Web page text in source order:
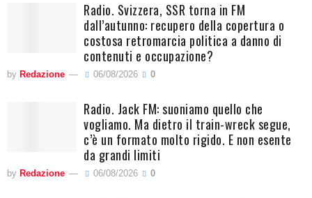
Radio. Svizzera, SSR torna in FM
dall’autunno: recupero della copertura o
costosa retromarcia politica a danno di
contenuti e occupazione?
by Redazione 06/08/2026 0
Radio. Jack FM: suoniamo quello che
vogliamo. Ma dietro il train-wreck segue,
c’è un formato molto rigido. E non esente
da grandi limiti
by Redazione 06/08/2026 0